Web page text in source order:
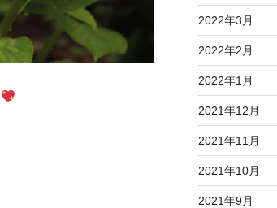
2022年3月
2022年2月
2022年1月
2021年12月
2021年11月
2021年10月
2021年9月